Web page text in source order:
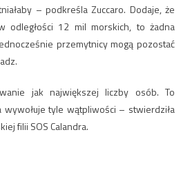
– podkreśla Zuccaro. Dodaje, że
odległości 12 mil morskich, to żadna
przemytnicy mogą pozostać
jak największej liczby osób. To
wywołuje tyle wątpliwości – stwierdziła
filii SOS Calandra.